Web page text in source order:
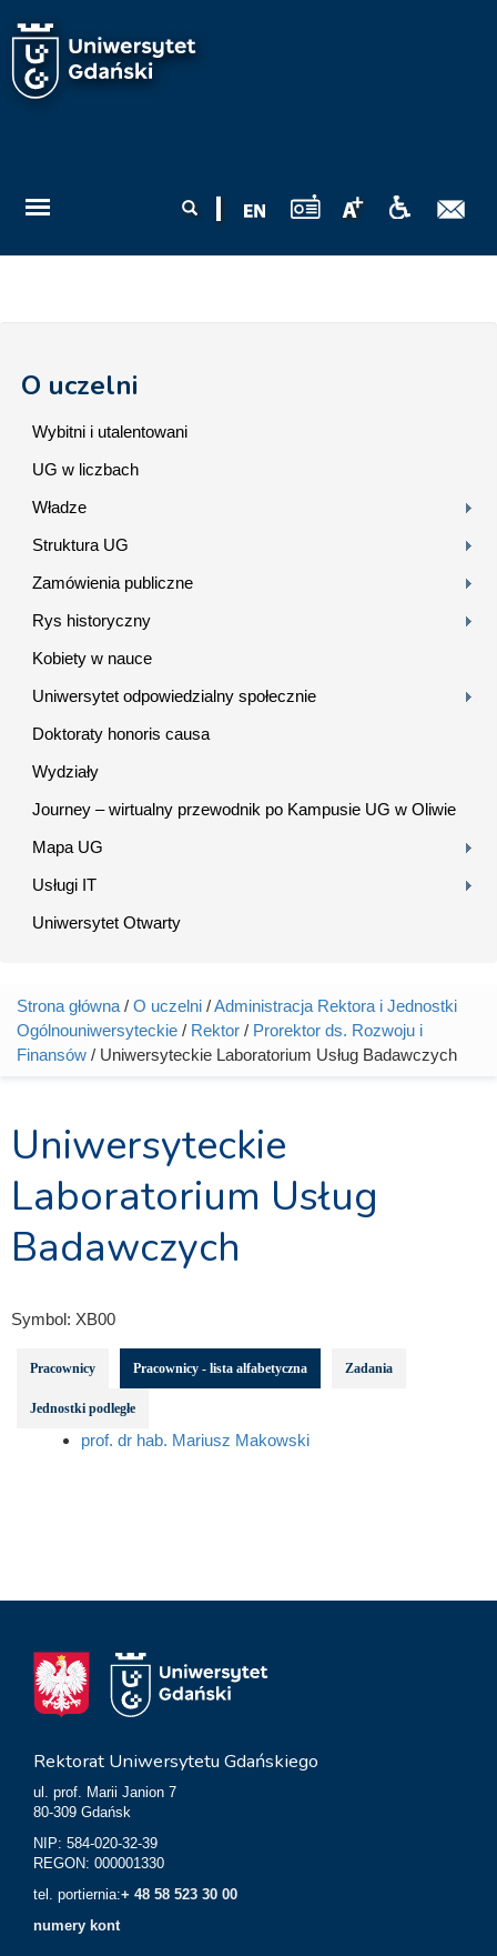
wyszukiwania
O uczelni
Wybitni i utalentowani
UG w liczbach
Władze
Struktura UG
Zamówienia publiczne
Rys historyczny
Kobiety w nauce
Uniwersytet odpowiedzialny społecznie
Doktoraty honoris causa
Wydziały
Journey – wirtualny przewodnik po Kampusie UG w Oliwie
Mapa UG
Usługi IT
Uniwersytet Otwarty
Jesteś tutaj
Strona główna / O uczelni /Administracja Rektora i Jednostki
Ogólnouniwersyteckie / Rektor / Prorektor ds. Rozwoju i
Finansów / Uniwersyteckie Laboratorium Usług Badawczych
Uniwersyteckie
Laboratorium Usług
Badawczych
Symbol: XB00
Pracownicy Pracownicy - lista alfabetyczna Zadania
Jednostki podległe
prof. dr hab. Mariusz Makowski
Rektorat Uniwersytetu Gdańskiego
ul. prof. Marii Janion 7
80-309 Gdańsk
NIP: 584-020-32-39
REGON: 000001330
tel. portiernia:+ 48 58 523 30 00
numery kont